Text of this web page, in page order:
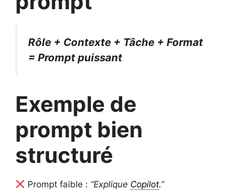
Rôle + Contexte + Tâche + Format
= Prompt puissant
Exemple de
prompt bien
structuré
Prompt faible : “Explique Copilot.”